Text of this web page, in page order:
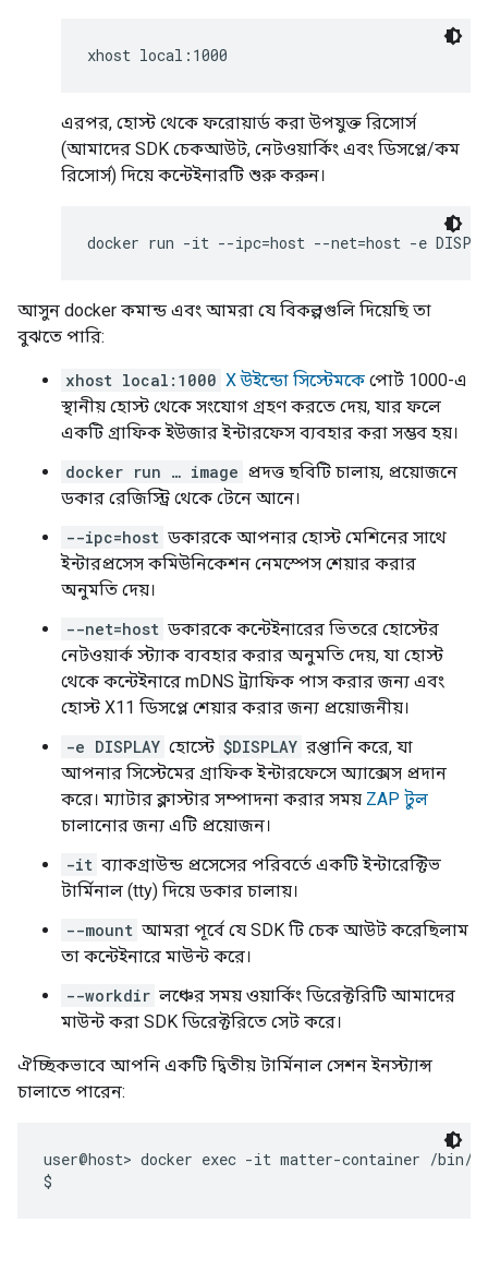
এরপর, হোস্ট থেকে ফরোয়ার্ড করা উপযুক্ত রিসোর্স
(আমাদের SDK চেকআউট, নেটওয়ার্কিং এবং ডিসপ্লে/কম
রিসোর্স) দিয়ে কন্টেইনারটি শুরু করুন।
আসুন docker কমান্ড এবং আমরা যে বিকল্পগুলি দিয়েছি তা
বুঝতে পারি:
xhost local:1000 X উইন্ডো সিস্টেমকে পোর্ট 1000-এ
স্থানীয় হোস্ট থেকে সংযোগ গ্রহণ করতে দেয়, যার ফলে
একটি গ্রাফিক ইউজার ইন্টারফেস ব্যবহার করা সম্ভব হয়।
docker run … image প্রদত্ত ছবিটি চালায়, প্রয়োজনে
ডকার রেজিস্ট্রি থেকে টেনে আনে।
--ipc=host ডকারকে আপনার হোস্ট মেশিনের সাথে
ইন্টারপ্রসেস কমিউনিকেশন নেমস্পেস শেয়ার করার
অনুমতি দেয়।
--net=host ডকারকে কন্টেইনারের ভিতরে হোস্টের
নেটওয়ার্ক স্ট্যাক ব্যবহার করার অনুমতি দেয়, যা হোস্ট
থেকে কন্টেইনারে mDNS ট্র্যাফিক পাস করার জন্য এবং
হোস্ট X11 ডিসপ্লে শেয়ার করার জন্য প্রয়োজনীয়।
-e DISPLAY হোস্টে $DISPLAY রপ্তানি করে, যা
আপনার সিস্টেমের গ্রাফিক ইন্টারফেসে অ্যাক্সেস প্রদান
করে। ম্যাটার ক্লাস্টার সম্পাদনা করার সময় ZAP টুল
চালানোর জন্য এটি প্রয়োজন।
-it ব্যাকগ্রাউন্ড প্রসেসের পরিবর্তে একটি ইন্টারেক্টিভ
টার্মিনাল (tty) দিয়ে ডকার চালায়।
--mount আমরা পূর্বে যে SDK টি চেক আউট করেছিলাম
তা কন্টেইনারে মাউন্ট করে।
--workdir লঞ্চের সময় ওয়ার্কিং ডিরেক্টরিটি আমাদের
মাউন্ট করা SDK ডিরেক্টরিতে সেট করে।
ঐচ্ছিকভাবে আপনি একটি দ্বিতীয় টার্মিনাল সেশন ইনস্ট্যান্স
চালাতে পারেন:
user@host> docker exec -it matter-container /bin/